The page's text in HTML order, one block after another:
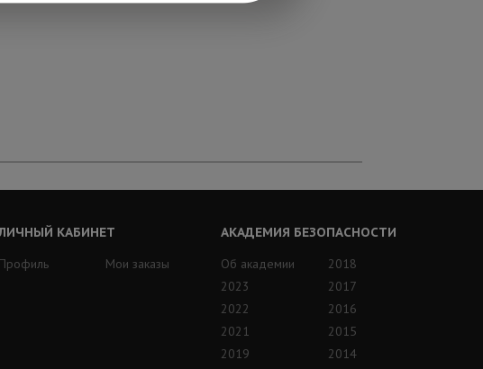
КАБИНЕТ
Профиль
Мои заказы
АКАДЕМИЯ БЕЗОПАСНОСТИ
Об академии
2023
2022
2021
2019
2018
2017
2016
2015
2014